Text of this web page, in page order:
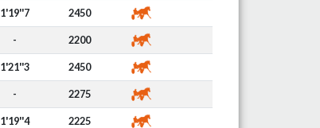
1'19''7 2450
- 2200
1'21''3 2450
- 2275
1'19''4 2225